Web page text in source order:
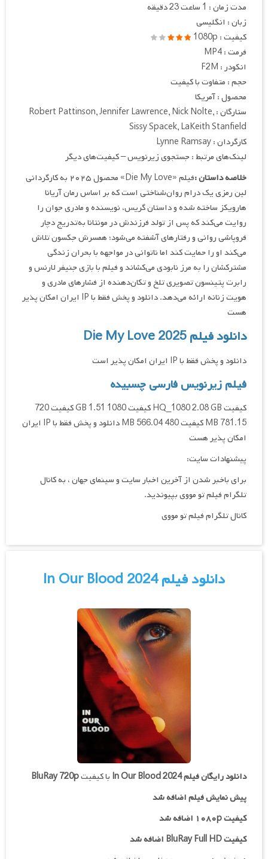
مدت زمان : 1 ساعت 23 دقیقه
زبان : انگلیسی
کیفیت : 1080p
فرمت : MP4
انکودر : F2M
حجم : متفاوت با کیفیت
محصول : آمریکا
ستارگان : Robert Pattinson, Jennifer Lawrence, Nick Nolte,
Sissy Spacek, LaKeith Stanfield
کارگردان : Lynne Ramsay
لینک‌های مرتبط : جستجوی زیرنویس – کیفیت‌های دیگر
خلاصه داستان :
فیلم «Die My Love» محصول ۲۰۲۵ به کارگردانی
لین رمزی یک درام روان‌شناختی است که بر اساس رمان آریانا
هارویکز ساخته شده و داستان گریس، نویسنده و مادری جوان را
روایت می‌کند که پس از تولد فرزندش در مونتانا به‌تدریج دچار
فروپاشی روانی و رفتارهای آشفته می‌شود؛ همسرش جکسون تلاش
می‌کند او را حمایت کند اما ناتوانی در مواجهه با بحران زندگی
مشترکشان را به مرز نابودی می‌کشاند و فیلم با بازی جنیفر لارنس و
رابرت پتینسون تصویری تلخ و تکان‌دهنده از فشارهای مادری و
هویت زنانه ارائه می‌دهد. دانلود و پخش فقط با IP ایران امکان پذیر
هست
دانلود فیلم Die My Love 2025
دانلود و پخش فقط با IP ایران امکان پذیر است
فیلم زیرنویس فارسی چسبیده
کیفیت HQ_1080 2.08 GB کیفیت 1080 1.51 GB کیفیت 720
781.15 MB کیفیت 480 566.04 MB دانلود و پخش فقط با IP ایران
امکان پذیر هست
پیشنهادات سایت:
برای باخبر شدن از آخرین اخبار سایت و سینمای جهان ، به کانال
تلگرام فیلم تو مووی بپیوندید.
کانال تلگرام فیلم تو مووی
دانلود فیلم In Our Blood 2024
دانلود رایگان فیلمIn Our Blood 2024 با کیفیتBluRay 720p
پیش نمایش فیلم اضافه شد
کیفیت ۱۰۸۰p اضافه شد
کیفیت BluRay Full HD اضافه شد